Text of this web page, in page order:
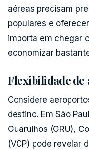
aéreas precisam
populares e
importa em chegar
economizar
Flexibilidade de
Considere
destino. Em São
Guarulhos (GRU),
(VCP) pode revelar